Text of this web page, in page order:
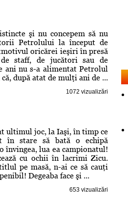
şi nu concepem să nu
Petrolului la început de
oricărei ieşiri în presă
staff, de jucători sau de
ani nu s-a alimentat Petrolul
după atat de mulţi ani de ...
1072 vizualizări
ultimul joc, la Iaşi, în timp ce
în stare să bată o echipă
învingea, lua ea campionatul!
cu ochii în lacrimi Zicu.
pe masă, n-ai ce să cauţi
Degeaba face şi ...
653 vizualizări